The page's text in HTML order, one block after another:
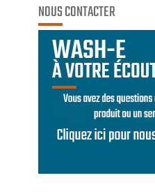
NOUS CONTACTER